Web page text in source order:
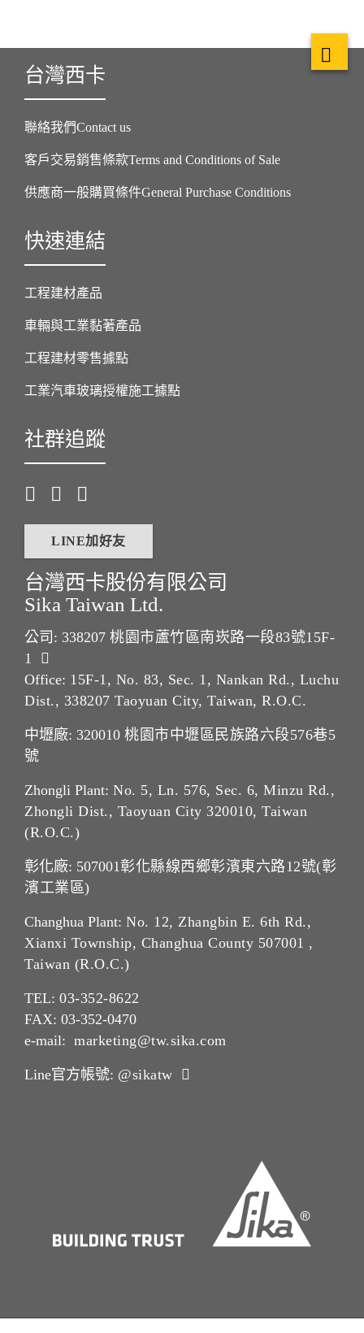
台灣西卡
聯絡我們Contact us
客戶交易銷售條款Terms and Conditions of Sale
供應商一般購買條件General Purchase Conditions
快速連結
工程建材產品
車輛與工業黏著產品
工程建材零售據點
工業汽車玻璃授權施工據點
社群追蹤
LINE加好友
台灣西卡股份有限公司
Sika Taiwan Ltd.
公司: 338207 桃園市蘆竹區南崁路一段83號15F-
1
Office: 15F-1, No. 83, Sec. 1, Nankan Rd., Luchu
Dist., 338207 Taoyuan City, Taiwan, R.O.C.
中壢廠: 320010 桃園市中壢區民族路六段576巷5
號
Zhongli Plant: No. 5, Ln. 576, Sec. 6, Minzu Rd.,
Zhongli Dist., Taoyuan City 320010, Taiwan
(R.O.C.)
彰化廠: 507001彰化縣線西鄉彰濱東六路12號(彰
濱工業區)
Changhua Plant: No. 12, Zhangbin E. 6th Rd.,
Xianxi Township, Changhua County 507001 ,
Taiwan (R.O.C.)
TEL: 03-352-8622
FAX: 03-352-0470
e-mail: marketing@tw.sika.com
Line官方帳號: @sikatw